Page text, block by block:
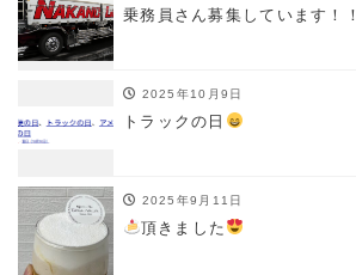
乗務員さん募集しています！！
2025年10月9日
トラックの日
2025年9月11日
頂きました